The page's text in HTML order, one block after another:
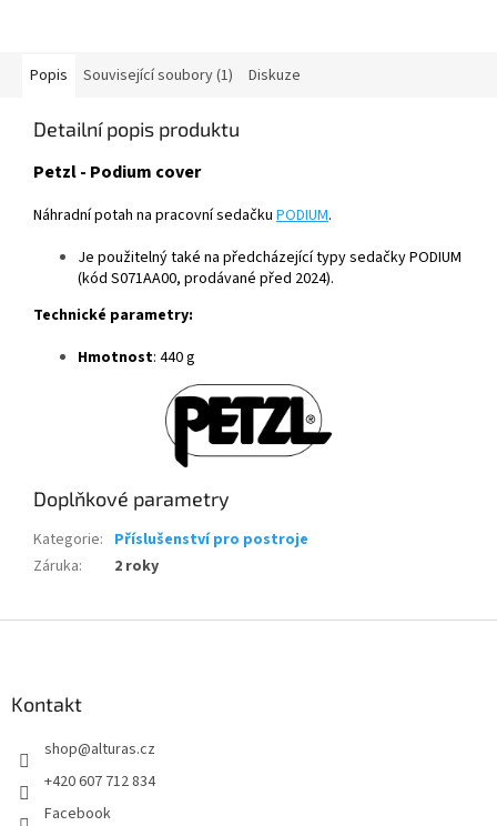
Popis Související soubory (1) Diskuze
Detailní popis produktu
Petzl - Podium cover
Náhradní potah na pracovní sedačku PODIUM.
Je použitelný také na předcházející typy sedačky PODIUM
(kód S071AA00, prodávané před 2024).
Technické parametry:
Hmotnost: 440 g
Doplňkové parametry
Kategorie: Příslušenství pro postroje
Záruka: 2 roky
Kontakt
shop@alturas.cz
+420 607 712 834
Facebook